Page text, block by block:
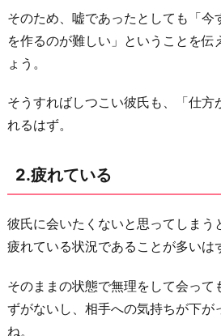
そのため、嘘であったとしても「今
を作るのが難しい」ということを伝
ょう。
そうすればしつこい彼氏も、「仕方
れるはず。
2.疲れている
彼氏に会いたくないと思ってしまう
疲れている状況であることが多いは
そのままの状態で無理をして会って
ずがないし、相手への気持ちが下が
ね。